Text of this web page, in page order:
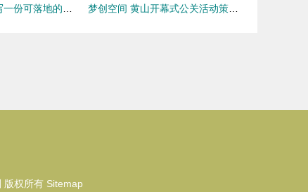
版权所有 Sitemap